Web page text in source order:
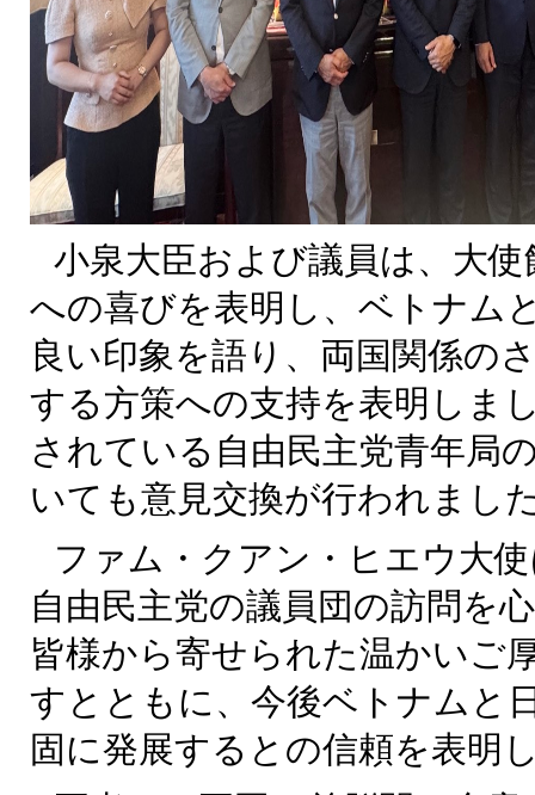
小泉大臣および議員は、大
への喜びを表明し、ベトナム
良い印象を語り、両国関係の
する方策への支持を表明しま
されている自由民主党青年局
いても意見交換が行われまし
ファム・クアン・ヒエウ大
自由民主党の議員団の訪問を
皆様から寄せられた温かいご
すとともに、今後ベトナムと
固に発展するとの信頼を表明